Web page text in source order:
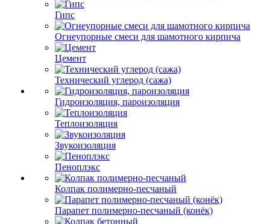
Гипс
Огнеупорные смеси для шамотного кирпича
Цемент
Технический углерод (сажа)
Гидроизоляция, пароизоляция
Теплоизоляция
Звукоизоляция
Пеноплэкс
Колпак полимерно-песчаный
Парапет полимерно-песчаный (конёк)